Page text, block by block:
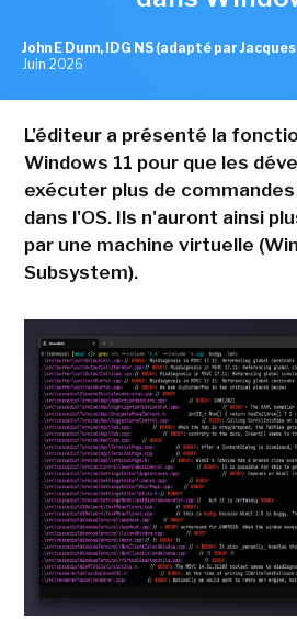
John E Dunn, IDG NS (adapté par
Juin 2026
L'éditeur a présenté la
Windows 11 pour que les
exécuter plus de
dans l'OS. Ils n'auront ainsi
par une machine virtuelle
Subsystem).